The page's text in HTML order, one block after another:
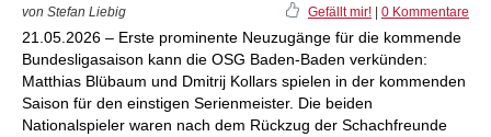
von Stefan Liebig Gefällt mir! 0 Kommentare
21.05.2026 – Erste prominente Neuzugänge für die kommende
Bundesligasaison kann die OSG Baden-Baden verkünden:
Matthias Blübaum und Dmitrij Kollars spielen in der kommenden
Saison für den einstigen Serienmeister. Die beiden
Nationalspieler waren nach dem Rückzug der Schachfreunde